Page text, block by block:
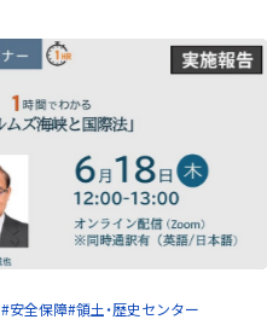
#安全保障#領土・歴史センター